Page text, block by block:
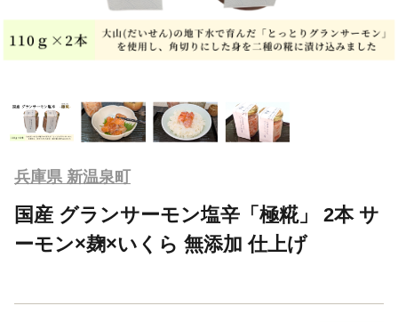
兵庫県 新温泉町
国産 グランサーモン塩辛「極糀」 2本 サ
ーモン×麹×いくら 無添加 仕上げ